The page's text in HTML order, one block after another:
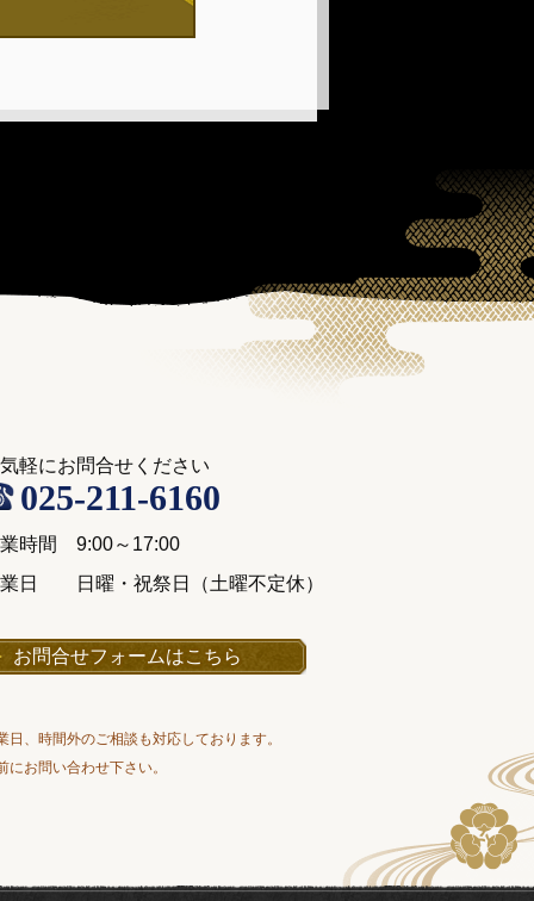
軽にお問合せください
025-211-6160
時間 9:00～17:00
日 日曜・祝祭日（土曜不定休）
お問合せフォームはこちら
日、時間外のご相談も対応しております。
にお問い合わせ下さい。